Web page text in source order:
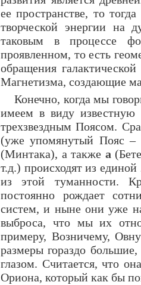
ее пространстве, то
творческой энергии на
таковым в процессе
проявленном, то есть
обращения
Магнетизма, создающие
Конечно, когда мы
имеем в виду
трехзвездным Поясом.
(уже упомянутый Пояс –
(Минтака), а также a
т.д.) происходят из
из этой туманности.
постоянно рождает
систем, и ныне они уже
выброса, что мы их
примеру, Возничему,
размеры гораздо
глазом. Считается, что
Ориона, который как бы